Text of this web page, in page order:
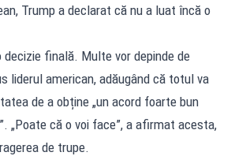
Trump a declarat că nu a luat încă o
decizie finală. Multe vor depinde de
liderul american, adăugând că totul va
de a obține „un acord foarte bun
„Poate că o voi face”, a afirmat acesta,
de trupe.